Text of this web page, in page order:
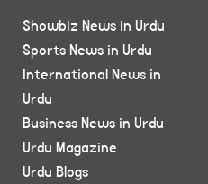
Showbiz News in Urdu
Sports News in Urdu
International News in
Urdu
Business News in Urdu
Urdu Magazine
Urdu Blogs